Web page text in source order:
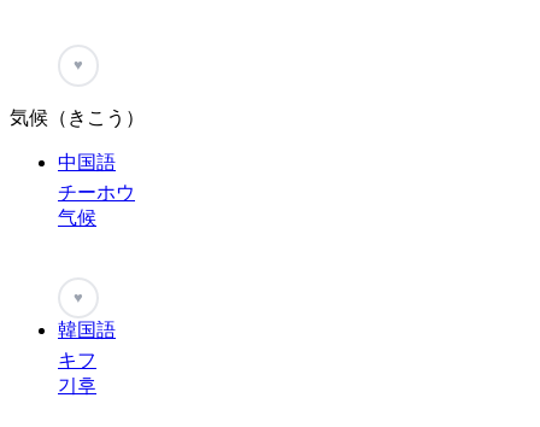
♥
気候（きこう）
中国語
チーホウ
气候
♥
韓国語
キフ
기후